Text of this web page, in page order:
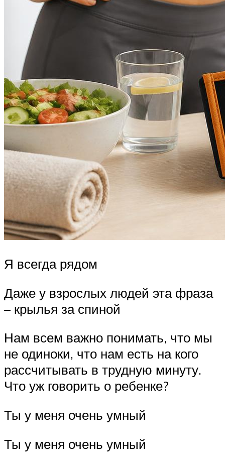
Я всегда рядом
Даже у взрослых людей эта фраза
– крылья за спиной
Нам всем важно понимать, что мы
не одиноки, что нам есть на кого
рассчитывать в трудную минуту.
Что уж говорить о ребенке?
Ты у меня очень умный
Ты у меня очень умный